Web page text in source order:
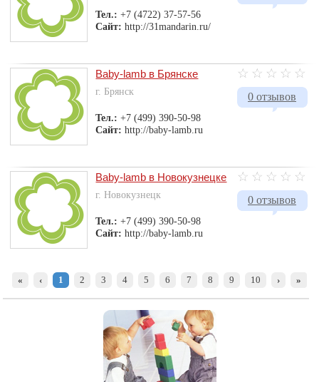
Тел.:+7 (4722) 37-57-56
Сайт: http://31mandarin.ru/
0 отзывов
Baby-lamb в Брянске
г. Брянск
Тел.:+7 (499) 390-50-98
Сайт: http://baby-lamb.ru
0 отзывов
Baby-lamb в Новокузнецке
г. Новокузнецк
Тел.:+7 (499) 390-50-98
Сайт: http://baby-lamb.ru
« ‹ 1 2 3 4 5 6 7 8 9 10 › »